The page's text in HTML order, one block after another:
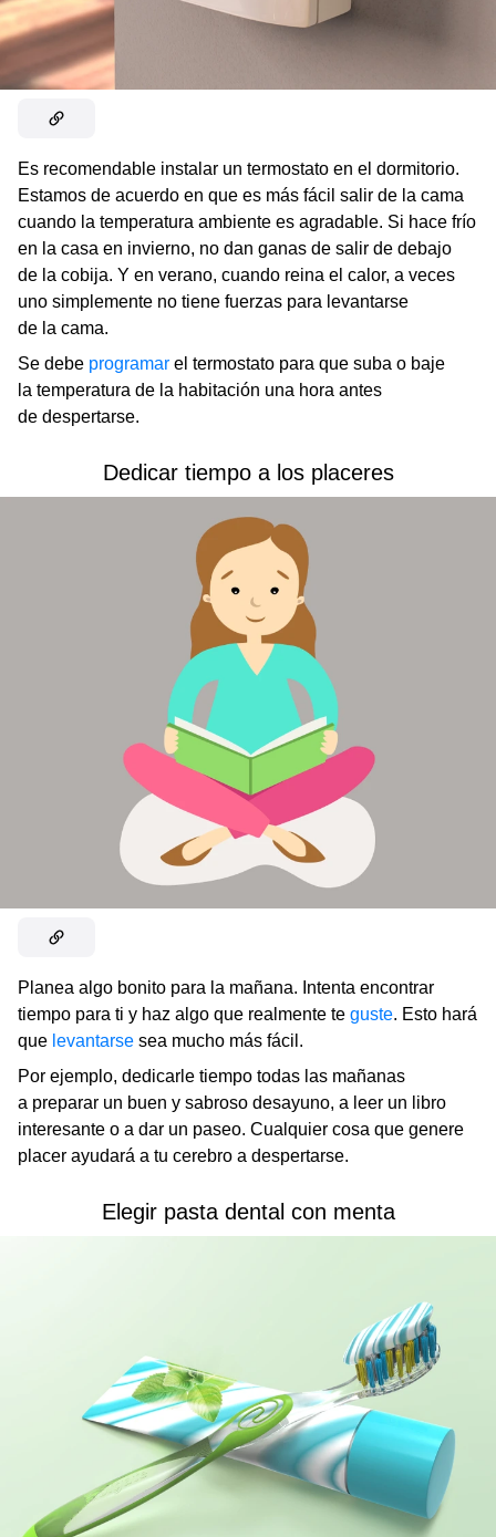
Es recomendable instalar un termostato en el dormitorio.
Estamos de acuerdo en que es más fácil salir de la cama
cuando la temperatura ambiente es agradable. Si hace frío
en la casa en invierno, no dan ganas de salir de debajo
de la cobija. Y en verano, cuando reina el calor, a veces
uno simplemente no tiene fuerzas para levantarse
de la cama.
Se debe programar el termostato para que suba o baje
la temperatura de la habitación una hora antes
de despertarse.
Dedicar tiempo a los placeres
Planea algo bonito para la mañana. Intenta encontrar
tiempo para ti y haz algo que realmente te guste. Esto hará
que levantarse sea mucho más fácil.
Por ejemplo, dedicarle tiempo todas las mañanas
a preparar un buen y sabroso desayuno, a leer un libro
interesante o a dar un paseo. Cualquier cosa que genere
placer ayudará a tu cerebro a despertarse.
Elegir pasta dental con menta